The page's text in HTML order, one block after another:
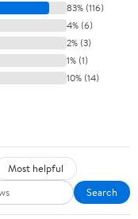
83% (116)
4% (6)
2% (3)
1% (1)
10% (14)
Most helpful
Search